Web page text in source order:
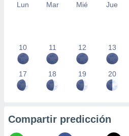
Lun Mar Mié Jue
10 11 12 13
17 18 19 20
Compartir predicción